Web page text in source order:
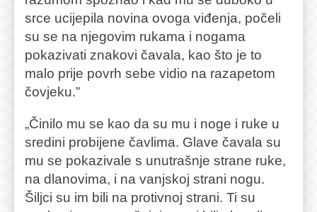
srce ucijepila novina ovoga viđenja, počeli
su se na njegovim rukama i nogama
pokazivati znakovi čavala, kao što je to
malo prije povrh sebe vidio na razapetom
čovjeku.”
„Činilo mu se kao da su mu i noge i ruke u
sredini probijene čavlima. Glave čavala su
mu se pokazivale s unutrašnje strane ruke,
na dlanovima, i na vanjskoj strani nogu.
Šiljci su im bili na protivnoj strani. Ti su